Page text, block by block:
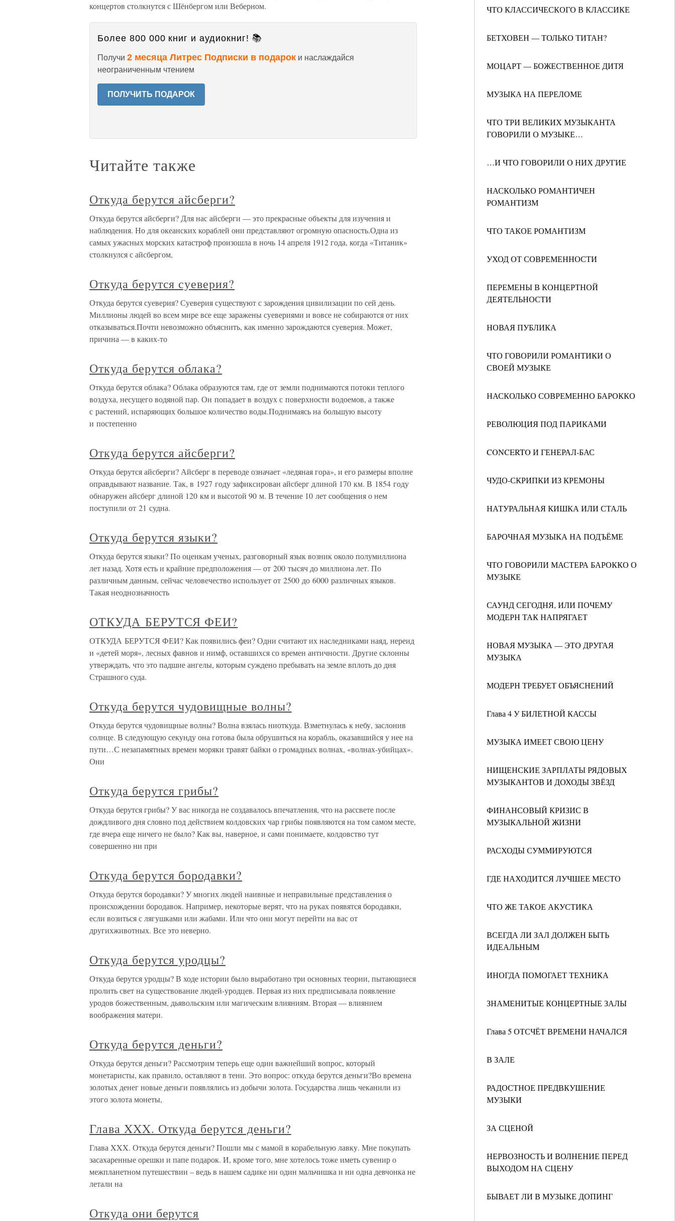
ЧТО КЛАССИЧЕСКОГО В КЛАССИКЕ
БЕТХОВЕН — ТОЛЬКО ТИТАН?
МОЦАРТ — БОЖЕСТВЕННОЕ ДИТЯ
МУЗЫКА НА ПЕРЕЛОМЕ
ЧТО ТРИ ВЕЛИКИХ МУЗЫКАНТА
ГОВОРИЛИ О МУЗЫКЕ…
…И ЧТО ГОВОРИЛИ О НИХ ДРУГИЕ
НАСКОЛЬКО РОМАНТИЧЕН
РОМАНТИЗМ
ЧТО ТАКОЕ РОМАНТИЗМ
УХОД ОТ СОВРЕМЕННОСТИ
ПЕРЕМЕНЫ В КОНЦЕРТНОЙ
ДЕЯТЕЛЬНОСТИ
НОВАЯ ПУБЛИКА
ЧТО ГОВОРИЛИ РОМАНТИКИ О
СВОЕЙ МУЗЫКЕ
НАСКОЛЬКО СОВРЕМЕННО БАРОККО
РЕВОЛЮЦИЯ ПОД ПАРИКАМИ
CONCERTO И ГЕНЕРАЛ-БАС
ЧУДО-СКРИПКИ ИЗ КРЕМОНЫ
НАТУРАЛЬНАЯ КИШКА ИЛИ СТАЛЬ
БАРОЧНАЯ МУЗЫКА НА ПОДЪЁМЕ
ЧТО ГОВОРИЛИ МАСТЕРА БАРОККО О
МУЗЫКЕ
САУНД СЕГОДНЯ, ИЛИ ПОЧЕМУ
МОДЕРН ТАК НАПРЯГАЕТ
НОВАЯ МУЗЫКА — ЭТО ДРУГАЯ
МУЗЫКА
МОДЕРН ТРЕБУЕТ ОБЪЯСНЕНИЙ
Глава 4 У БИЛЕТНОЙ КАССЫ
МУЗЫКА ИМЕЕТ СВОЮ ЦЕНУ
НИЩЕНСКИЕ ЗАРПЛАТЫ РЯДОВЫХ
МУЗЫКАНТОВ И ДОХОДЫ ЗВЁЗД
ФИНАНСОВЫЙ КРИЗИС В
МУЗЫКАЛЬНОЙ ЖИЗНИ
РАСХОДЫ СУММИРУЮТСЯ
ГДЕ НАХОДИТСЯ ЛУЧШЕЕ МЕСТО
ЧТО ЖЕ ТАКОЕ АКУСТИКА
ВСЕГДА ЛИ ЗАЛ ДОЛЖЕН БЫТЬ
ИДЕАЛЬНЫМ
ИНОГДА ПОМОГАЕТ ТЕХНИКА
ЗНАМЕНИТЫЕ КОНЦЕРТНЫЕ ЗАЛЫ
Глава 5 ОТСЧЁТ ВРЕМЕНИ НАЧАЛСЯ
В ЗАЛЕ
РАДОСТНОЕ ПРЕДВКУШЕНИЕ
МУЗЫКИ
ЗА СЦЕНОЙ
НЕРВОЗНОСТЬ И ВОЛНЕНИЕ ПЕРЕД
ВЫХОДОМ НА СЦЕНУ
БЫВАЕТ ЛИ В МУЗЫКЕ ДОПИНГ
концертов столкнутся с Шёнбергом или Веберном.
Более 800 000 книг и аудиокниг! 📚
Получи 2 месяца Литрес Подписки в подарок и наслаждайся
неограниченным чтением
ПОЛУЧИТЬ ПОДАРОК
Читайте также
Откуда берутся айсберги?
Откуда берутся айсберги? Для нас айсберги — это прекрасные объекты для изучения и
наблюдения. Но для океанских кораблей они представляют огромную опасность.Одна из
самых ужасных морских катастроф произошла в ночь 14 апреля 1912 года, когда «Титаник»
столкнулся с айсбергом,
Откуда берутся суеверия?
Откуда берутся суеверия? Суеверия существуют с зарождения цивилизации по сей день.
Миллионы людей во всем мире все еще заражены суевериями и вовсе не собираются от них
отказываться.Почти невозможно объяснить, как именно зарождаются суеверия. Может,
причина — в каких-то
Откуда берутся облака?
Откуда берутся облака? Облака образуются там, где от земли поднимаются потоки теплого
воздуха, несущего водяной пар. Он попадает в воздух с поверхности водоемов, а также
с растений, испаряющих большое количество воды.Поднимаясь на большую высоту
и постепенно
Откуда берутся айсберги?
Откуда берутся айсберги? Айсберг в переводе означает «ледяная гора», и его размеры вполне
оправдывают название. Так, в 1927 году зафиксирован айсберг длиной 170 км. В 1854 году
обнаружен айсберг длиной 120 км и высотой 90 м. В течение 10 лет сообщения о нем
поступили от 21 судна.
Откуда берутся языки?
Откуда берутся языки? По оценкам ученых, разговорный язык возник около полумиллиона
лет назад. Хотя есть и крайние предположения — от 200 тысяч до миллиона лет. По
различным данным, сейчас человечество использует от 2500 до 6000 различных языков.
Такая неоднозначность
ОТКУДА БЕРУТСЯ ФЕИ?
ОТКУДА БЕРУТСЯ ФЕИ? Как появились феи? Одни считают их наследниками наяд, нереид
и «детей моря», лесных фавнов и нимф, оставшихся со времен античности. Другие склонны
утверждать, что это падшие ангелы, которым суждено пребывать на земле вплоть до дня
Страшного суда.
Откуда берутся чудовищные волны?
Откуда берутся чудовищные волны? Волна взялась ниоткуда. Взметнулась к небу, заслонив
солнце. В следующую секунду она готова была обрушиться на корабль, оказавшийся у нее на
пути…С незапамятных времен моряки травят байки о громадных волнах, «волнах-убийцах».
Они
Откуда берутся грибы?
Откуда берутся грибы? У вас никогда не создавалось впечатления, что на рассвете после
дождливого дня словно под действием колдовских чар грибы появляются на том самом месте,
где вчера еще ничего не было? Как вы, наверное, и сами понимаете, колдовство тут
совершенно ни при
Откуда берутся бородавки?
Откуда берутся бородавки? У многих людей наивные и неправильные представления о
происхождении бородавок. Например, некоторые верят, что на руках появятся бородавки,
если возиться с лягушками или жабами. Или что они могут перейти на вас от
другихживотных. Все это неверно.
Откуда берутся уродцы?
Откуда берутся уродцы? В ходе истории было выработано три основных теории, пытающиеся
пролить свет на существование людей-уродцев. Первая из них предписывала появление
уродов божественным, дьявольским или магическим влияниям. Вторая — влиянием
воображения матери.
Откуда берутся деньги?
Откуда берутся деньги? Рассмотрим теперь еще один важнейший вопрос, который
монетаристы, как правило, оставляют в тени. Это вопрос: откуда берутся деньги?Во времена
золотых денег новые деньги появлялись из добычи золота. Государства лишь чеканили из
этого золота монеты,
Глава XXX. Откуда берутся деньги?
Глава XXX. Откуда берутся деньги? Пошли мы с мамой в корабельную лавку. Мне покупать
засахаренные орешки и папе подарок. И, кроме того, мне хотелось тоже иметь сувенир о
межпланетном путешествии – ведь в нашем садике ни один мальчишка и ни одна девчонка не
летали на
Откуда они берутся